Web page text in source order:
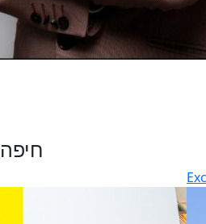
Plus de biens - חיפה